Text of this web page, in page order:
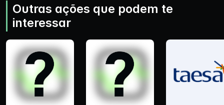
Outras ações que podem te
interessar